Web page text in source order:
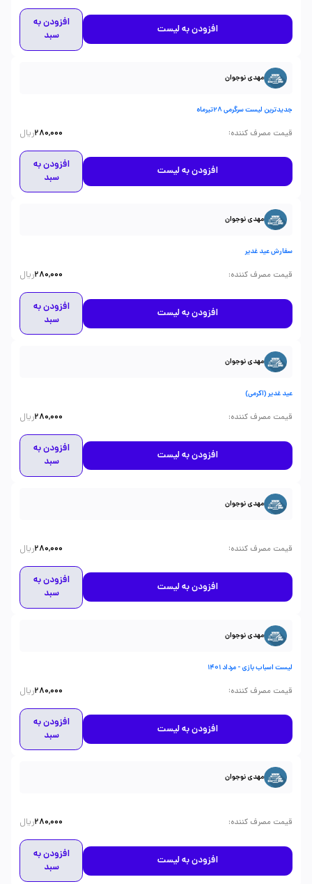
افزودن به لیست
افزودن به
سبد
مهدی نوجوان
جدیدترین لیست سرگرمی 28تیرماه
قیمت مصرف کننده:
280,000ریال
افزودن به لیست
افزودن به
سبد
مهدی نوجوان
سفارش عید غدیر
قیمت مصرف کننده:
280,000ریال
افزودن به لیست
افزودن به
سبد
مهدی نوجوان
عید غدیر (اکرمی)
قیمت مصرف کننده:
280,000ریال
افزودن به لیست
افزودن به
سبد
مهدی نوجوان
قیمت مصرف کننده:
280,000ریال
افزودن به لیست
افزودن به
سبد
مهدی نوجوان
لیست اسباب بازی - مرداد 1401
قیمت مصرف کننده:
280,000ریال
افزودن به لیست
افزودن به
سبد
مهدی نوجوان
قیمت مصرف کننده:
280,000ریال
افزودن به لیست
افزودن به
سبد